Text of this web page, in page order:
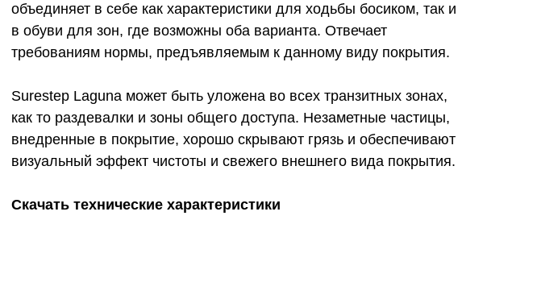
объединяет в себе как характеристики для ходьбы босиком, так и
в обуви для зон, где возможны оба варианта. Отвечает
требованиям нормы, предъявляемым к данному виду покрытия.
Surestep Laguna может быть уложена во всех транзитных зонах,
как то раздевалки и зоны общего доступа. Незаметные частицы,
внедренные в покрытие, хорошо скрывают грязь и обеспечивают
визуальный эффект чистоты и свежего внешнего вида покрытия.
Скачать технические характеристики